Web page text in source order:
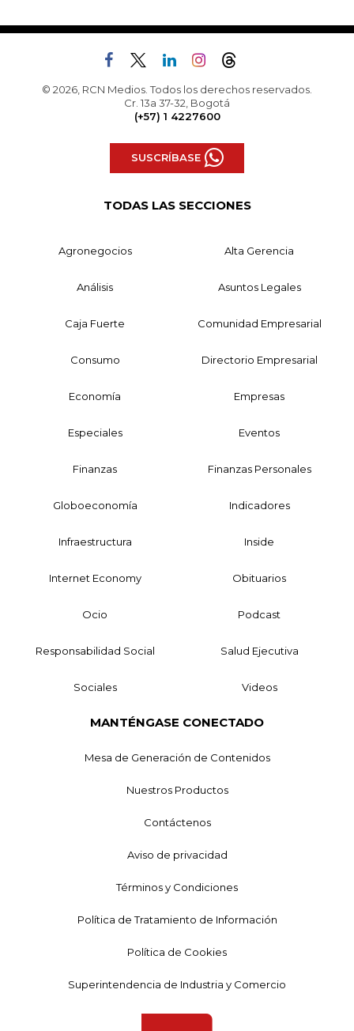
© 2026, RCN Medios. Todos los derechos reservados.
Cr. 13a 37-32, Bogotá
(+57) 1 4227600
SUSCRÍBASE
TODAS LAS SECCIONES
Agronegocios Alta Gerencia
Análisis Asuntos Legales
Caja Fuerte Comunidad Empresarial
Consumo Directorio Empresarial
Economía Empresas
Especiales Eventos
Finanzas Finanzas Personales
Globoeconomía Indicadores
Infraestructura Inside
Internet Economy Obituarios
Ocio Podcast
Responsabilidad Social Salud Ejecutiva
Sociales Videos
MANTÉNGASE CONECTADO
Mesa de Generación de Contenidos
Nuestros Productos
Contáctenos
Aviso de privacidad
Términos y Condiciones
Política de Tratamiento de Información
Política de Cookies
Superintendencia de Industria y Comercio